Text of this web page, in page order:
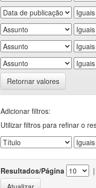
Retornar valores
Adicionar filtros:
Utilizar filtros para refinar o
Resultados/Página |